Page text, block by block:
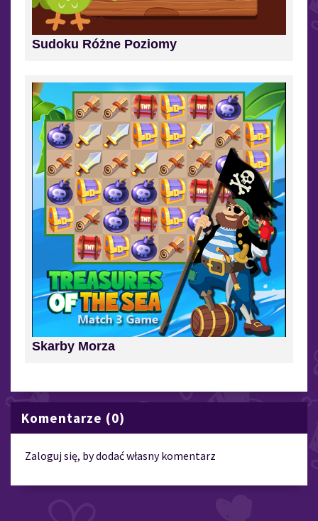
Sudoku Różne Poziomy
Skarby Morza
Komentarze (0)
Zaloguj się, by dodać własny komentarz